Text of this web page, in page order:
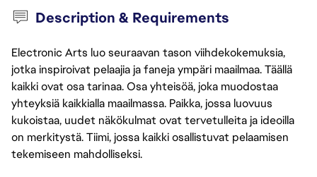
Description & Requirements
Electronic Arts luo seuraavan tason viihdekokemuksia,
jotka inspiroivat pelaajia ja faneja ympäri maailmaa. Täällä
kaikki ovat osa tarinaa. Osa yhteisöä, joka muodostaa
yhteyksiä kaikkialla maailmassa. Paikka, jossa luovuus
kukoistaa, uudet näkökulmat ovat tervetulleita ja ideoilla
on merkitystä. Tiimi, jossa kaikki osallistuvat pelaamisen
tekemiseen mahdolliseksi.